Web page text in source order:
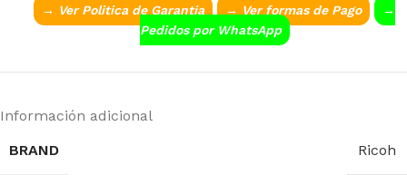
→ Ver Politica de Garantia → Ver formas de Pago
→
Pedidos por WhatsApp
Información adicional
BRAND
Ricoh